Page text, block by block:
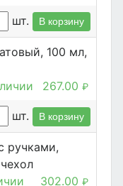
шт. В корзину
100 мл,
267.00 ₽
шт. В корзину
ручками,
302.00 ₽